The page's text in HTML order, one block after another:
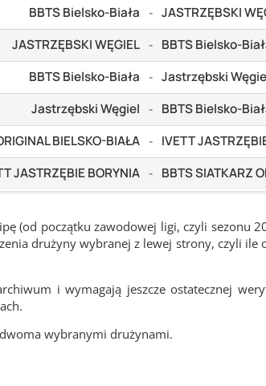
BBTS Bielsko-Biała - JASTRZĘBSKI
JASTRZĘBSKI WĘGIEL - BBTS Bielsko-
BBTS Bielsko-Biała - Jastrzębski
Jastrzębski Węgiel - BBTS Bielsko-
BIELSKO-BIAŁA - IVETT
JASTRZĘBIE BORYNIA - BBTS SIATKARZ
(od początku zawodowej ligi, czyli sezonu
drużyny wybranej z lewej strony, czyli ile
i wymagają jeszcze ostatecznej
wybranymi drużynami.